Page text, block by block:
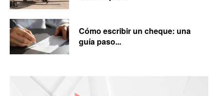
Cómo escribir un cheque: una
guía paso...